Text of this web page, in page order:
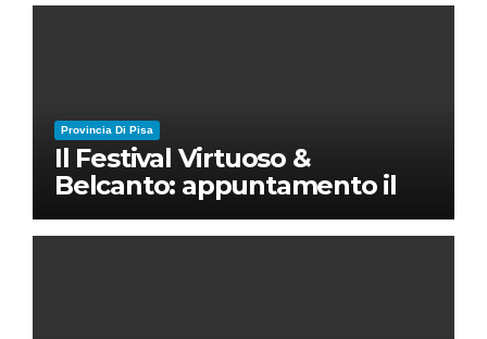
Provincia Di Pisa
Il Festival Virtuoso &
Belcanto: appuntamento il
28 luglio a Palazzo Blu con
Ruben Micieli